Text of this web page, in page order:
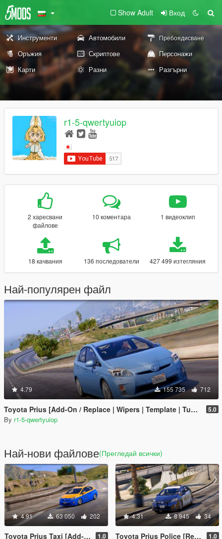
Show Adult Вход
Инструменти Автомобили Пребоядисване
Оръжия Скриптове
Персонажи
Карти
Разни Разгърни
r1-5-qwertyuiop
2 харесвани
файлове
10 коментара 1 видеоклип
18 качвания 136 последователи 427 499 изтегляния
Най-популярен файл
4.79 155 735 712
Toyota Prius [Add-On / Replace | Wipers | Template | Tuning] 5.0
By r1-5-qwertyuiop
Най-нови файлове(Прегледай всички)
4.91 63 050 202
Toyota Prius Taxi [Add-On / Replace | Wipers | Template] 1.0
4.31 8 945 34
Toyota Prius Police [Replace | Wipers | Template] 1.0